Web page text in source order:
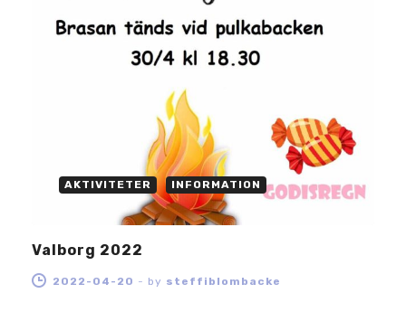
AKTIVITETER INFORMATION
Valborg 2022
2022-04-20 - by steffiblombacke